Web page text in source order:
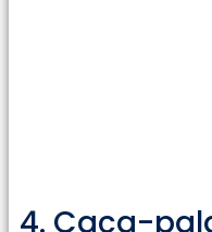
4. Caça-